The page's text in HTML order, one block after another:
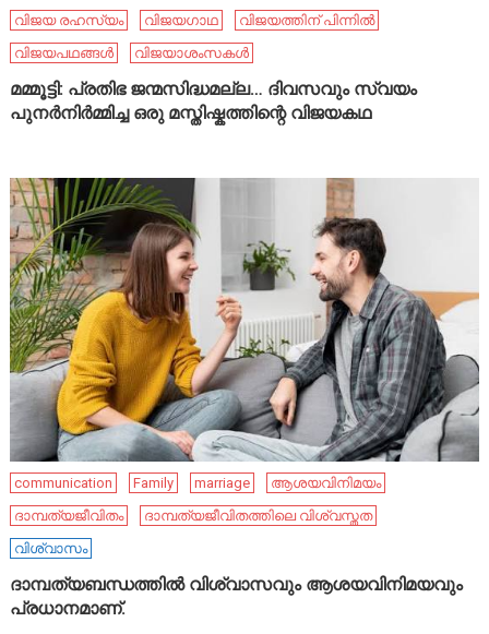
വിജയ രഹസ്യം
വിജയഗാഥ
വിജയത്തിന് പിന്നിൽ
വിജയപഥങ്ങൾ
വിജയാശംസകൾ
മമ്മൂട്ടി: പ്രതിഭ ജന്മസിദ്ധമല്ല… ദിവസവും സ്വയം
പുനർനിർമ്മിച്ച ഒരു മസ്തിഷ്കത്തിന്റെ വിജയകഥ
communication Family marriage
ആശയവിനിമയം
ദാമ്പത്യജീവിതം
ദാമ്പത്യജീവിതത്തിലെ വിശ്വസ്തത
വിശ്വാസം
ദാമ്പത്യബന്ധത്തിൽ വിശ്വാസവും ആശയവിനിമയവും
പ്രധാനമാണ്.